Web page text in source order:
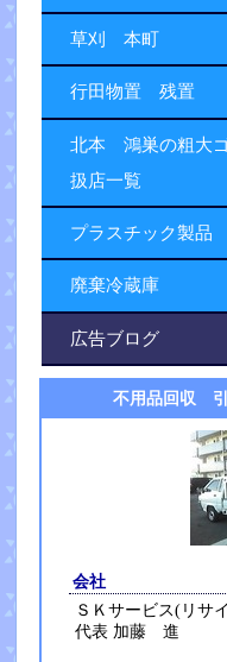
草刈 本町
行田物置 残置
北本 鴻巣の粗大
扱店一覧
プラスチック製品
廃棄冷蔵庫
広告ブログ
不用品回収 引
会社
ＳＫサービス(
代表 加藤 進